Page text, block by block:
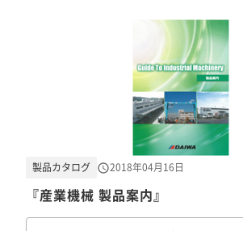
『産業機械 製品案内』
製品カタログ 2018年04月16日